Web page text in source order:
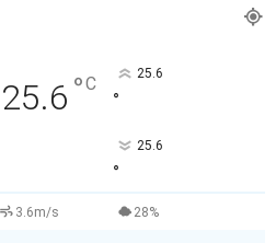
25.6 °C 25.6
°
25.6
°
3.6m/s 28%